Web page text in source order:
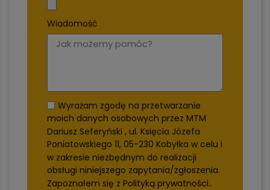
Wiadomość
Wyrażam zgodę na przetwarzanie
moich danych osobowych przez MTM
Dariusz Seferyński , ul. Księcia Józefa
Poniatowskiego 11, 05-230 Kobyłka w celu i
w zakresie niezbędnym do realizacji
obsługi niniejszego zapytania/zgłoszenia.
Zapoznałem się z Polityką prywatności..